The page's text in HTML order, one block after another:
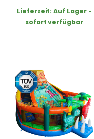
Lieferzeit: Auf Lager -
sofort verfügbar